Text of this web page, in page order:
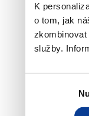
K
o tom, jak
služby.